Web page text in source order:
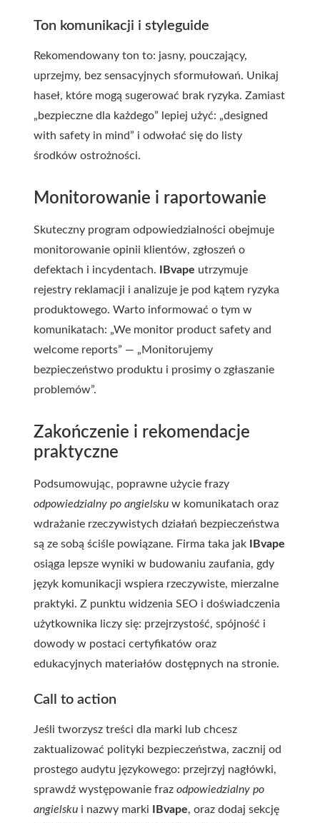
Ton komunikacji i styleguide
Rekomendowany ton to: jasny, pouczający,
uprzejmy, bez sensacyjnych sformułowań. Unikaj
haseł, które mogą sugerować brak ryzyka. Zamiast
„bezpieczne dla każdego” lepiej użyć: „designed
with safety in mind” i odwołać się do listy
środków ostrożności.
Monitorowanie i raportowanie
Skuteczny program odpowiedzialności obejmuje
monitorowanie opinii klientów, zgłoszeń o
defektach i incydentach.
IBvape utrzymuje
rejestry reklamacji i analizuje je pod kątem ryzyka
produktowego. Warto informować o tym w
komunikatach: „We monitor product safety and
welcome reports” — „Monitorujemy
bezpieczeństwo produktu i prosimy o zgłaszanie
problemów”.
Zakończenie i rekomendacje
praktyczne
Podsumowując, poprawne użycie frazy
odpowiedzialny po angielsku w komunikatach oraz
wdrażanie rzeczywistych działań bezpieczeństwa
są ze sobą ściśle powiązane. Firma taka jak
IBvape
osiąga lepsze wyniki w budowaniu zaufania, gdy
język komunikacji wspiera rzeczywiste, mierzalne
praktyki. Z punktu widzenia SEO i doświadczenia
użytkownika liczy się: przejrzystość, spójność i
dowody w postaci certyfikatów oraz
edukacyjnych materiałów dostępnych na stronie.
Call to action
Jeśli tworzysz treści dla marki lub chcesz
zaktualizować polityki bezpieczeństwa, zacznij od
prostego audytu językowego: przejrzyj nagłówki,
sprawdź występowanie fraz odpowiedzialny po
angielsku i nazwy marki IBvape, oraz dodaj sekcję